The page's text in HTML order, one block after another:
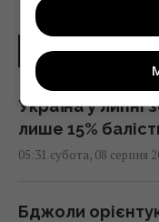
НОВИНИ УКРАЇНИ
Україна у липні
лише 15%
05:31 субота, 08 серпня
Бджоли